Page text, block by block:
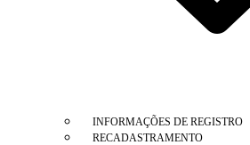
INFORMAÇÕES DE REGISTRO
RECADASTRAMENTO